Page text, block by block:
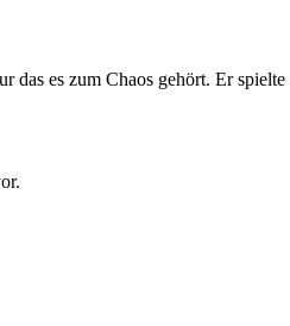
es zum Chaos gehört. Er